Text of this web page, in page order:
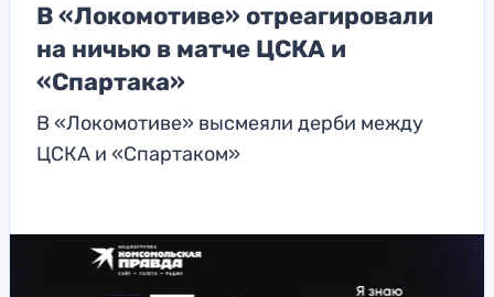
В «Локомотиве» отреагировали
на ничью в матче ЦСКА и
«Спартака»
В «Локомотиве» высмеяли дерби между
ЦСКА и «Спартаком»